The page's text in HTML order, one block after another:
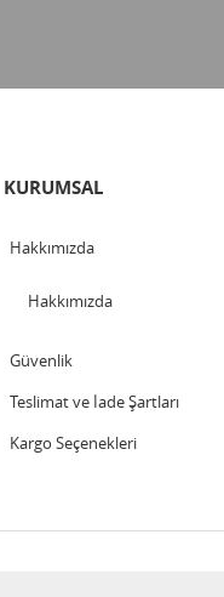
KURUMSAL
Hakkımızda
Hakkımızda
Güvenlik
Teslimat ve İade Şartları
Kargo Seçenekleri